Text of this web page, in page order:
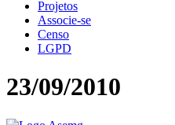
Projetos
Associe-se
Censo
LGPD
23/09/2010